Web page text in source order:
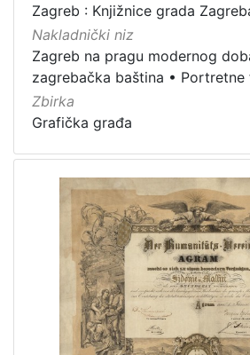
Zagreb : Knjižnice grada
Nakladnički niz
Zagreb na pragu modernog
zagrebačka baština •
Zbirka
Grafička građa